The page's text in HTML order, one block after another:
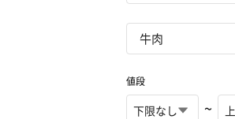
値段
~